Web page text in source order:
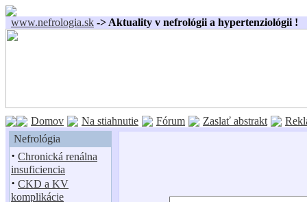
www.nefrologia.sk -> Aktuality v nefrológii a hypertenziológii !
Domov Na stiahnutie Fórum Zaslať abstrakt
Nefrológia
· Chronická renálna
insuficiencia
· CKD a KV
komplikácie